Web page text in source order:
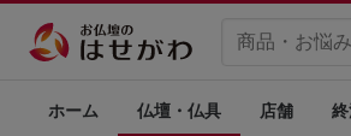
ホーム 仏壇・仏具 店舗